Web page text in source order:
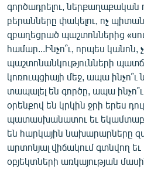
«Ազատության» բոլոր
գործադրելու,
բերանները փակելու, ոչ
զբաղեցրած պաշտոններից
համար...Ինչո՞ւ, որպես կանոն,
պաշտոնանկությունների
կոռուպցիայի մեջ, ապա
տապալել են գործը, ապա
օրենքով են կրկին ջրի երես
պատասխանատու եւ
են հարկային նախարարները
արտոնյալ վիճակում գտնվող
օբյեկտների առկայության